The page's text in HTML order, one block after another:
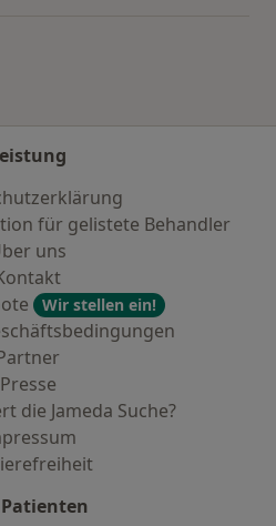
für gelistete Behandler
uns
Wir stellen ein!
Presse
die Jameda Suche?